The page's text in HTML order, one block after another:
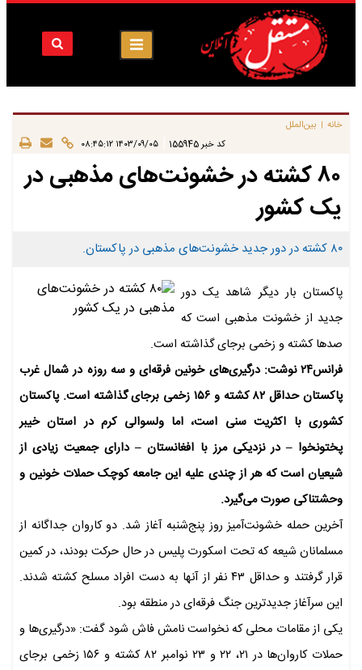
خانه | بین‌الملل
کد خبر 155945 ۱۴۰۳/۰۹/۰۵ ۰۸:۴۵:۱۲
۸۰ کشته در خشونت‌های مذهبی در
یک کشور
۸۰ کشته در دور جدید خشونت‌های مذهبی در پاکستان.
پاکستان بار دیگر شاهد یک دور
جدید از خشونت مذهبی است که
صدها کشته و زخمی برجای گذاشته است.
فرانس۲۴ نوشت: درگیری‌های خونین فرقه‌ای و سه روزه در شمال غرب
پاکستان حداقل ۸۲ کشته و ۱۵۶ زخمی برجای گذاشته است. پاکستان
کشوری با اکثریت سنی است، اما ولسوالی کرم در استان خیبر
پختونخوا – در نزدیکی مرز با افغانستان – دارای جمعیت زیادی از
شیعیان است که هر از چندی علیه این جامعه کوچک حملات خونین و
وحشتناکی صورت می‌گیرد.
آخرین حمله خشونت‌آمیز روز پنج‌شنبه آغاز شد. دو کاروان جداگانه از
مسلمانان شیعه که تحت اسکورت پلیس در حال حرکت بودند، در کمین
قرار گرفتند و حداقل ۴۳ نفر از آنها به دست افراد مسلح کشته شدند.
این سرآغاز جدیدترین جنگ فرقه‌ای در منطقه بود.
یکی از مقامات محلی که نخواست نامش فاش شود گفت: «درگیری‌ها و
حملات کاروان‌ها در ۲۱، ۲۲ و ۲۳ نوامبر ۸۲ کشته و ۱۵۶ زخمی برجای